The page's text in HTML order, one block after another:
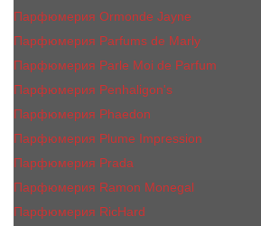
Парфюмерия Ormonde Jayne
Парфюмерия Parfums de Marly
Парфюмерия Parle Moi de Parfum
Парфюмерия Penhaligon's
Парфюмерия Phaedon
Парфюмерия Plume Impression
Парфюмерия Prada
Парфюмерия Ramon Monegal
Парфюмерия RicHard